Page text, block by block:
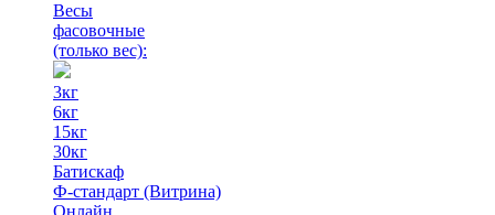
Весы
фасовочные
(только вес):
3кг
6кг
15кг
30кг
Батискаф
Ф-стандарт (Витрина)
Онлайн